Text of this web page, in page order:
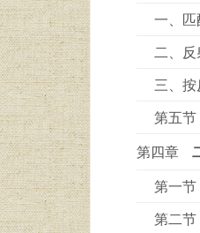
一、
二、
三、
第五
第四章
第一
第二节